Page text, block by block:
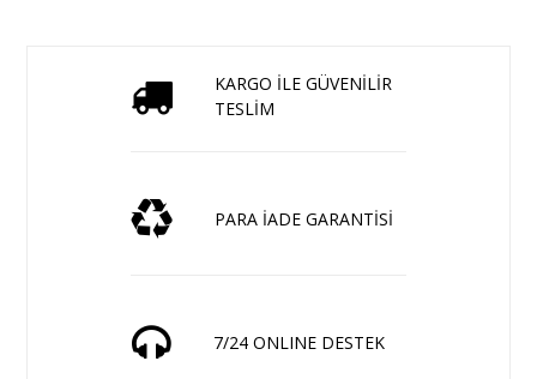
KARGO İLE GÜVENİLİR
TESLİM
PARA İADE GARANTİSİ
7/24 ONLINE DESTEK